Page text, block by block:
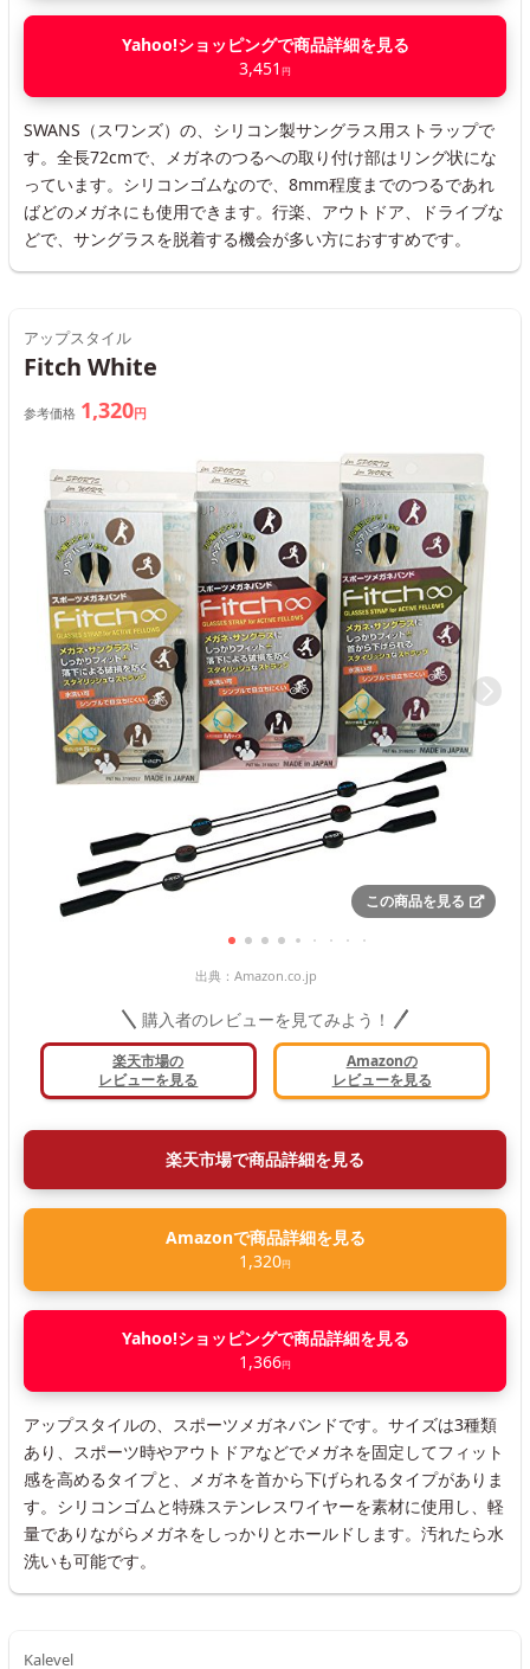
Yahoo!ショッピングで商品詳細を見る
3,451 円
SWANS（スワンズ）の、シリコン製サングラス用ストラップで
す。全長72cmで、メガネのつるへの取り付け部はリング状にな
っています。シリコンゴムなので、8mm程度までのつるであれ
ばどのメガネにも使用できます。行楽、アウトドア、ドライブな
どで、サングラスを脱着する機会が多い方におすすめです。
アップスタイル
Fitch White
参考価格 1,320円
この商品を見る
出典： Amazon.co.jp
購入者のレビューを見てみよう！
楽天市場の
レビューを見る
Amazonの
レビューを見る
楽天市場で商品詳細を見る
Amazonで商品詳細を見る
1,320円
Yahoo!ショッピングで商品詳細を見る
1,366円
アップスタイルの、スポーツメガネバンドです。サイズは3種類
あり、スポーツ時やアウトドアなどでメガネを固定してフィット
感を高めるタイプと、メガネを首から下げられるタイプがありま
す。シリコンゴムと特殊ステンレスワイヤーを素材に使用し、軽
量でありながらメガネをしっかりとホールドします。汚れたら水
洗いも可能です。
Kalevel